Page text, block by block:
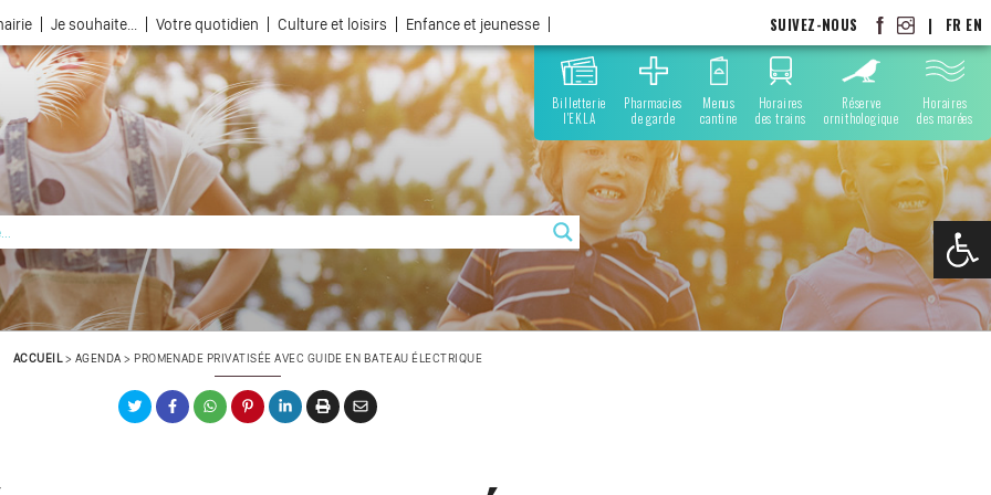
Je souhaite... Votre quotidien Culture et loisirs Enfance et jeunesse SUIVEZ-NOUS | FR EN
Billetterie
l'EKLA
Pharmacies
de garde
Menus
cantine
Horaires
des trains
Réserve
ornithologique
Horaires
des marées
ACCUEIL> AGENDA > PROMENADE PRIVATISÉE AVEC GUIDE EN BATEAU ÉLECTRIQUE
Ouvrir